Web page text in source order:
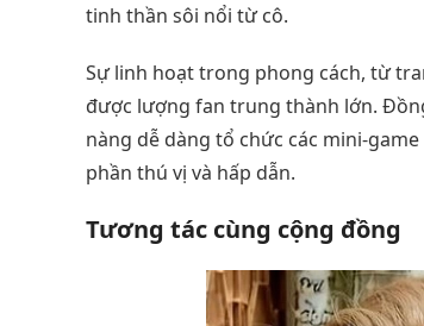
tinh thần sôi nổi từ cô.
Sự linh hoạt trong phong cách, từ
được lượng fan trung thành lớn.
nàng dễ dàng tổ chức các mini-
phần thú vị và hấp dẫn.
Tương tác cùng cộng đồng